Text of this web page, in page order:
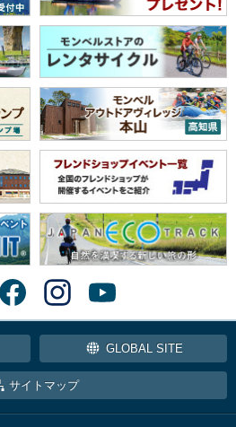
GLOBAL SITE
サイトマップ